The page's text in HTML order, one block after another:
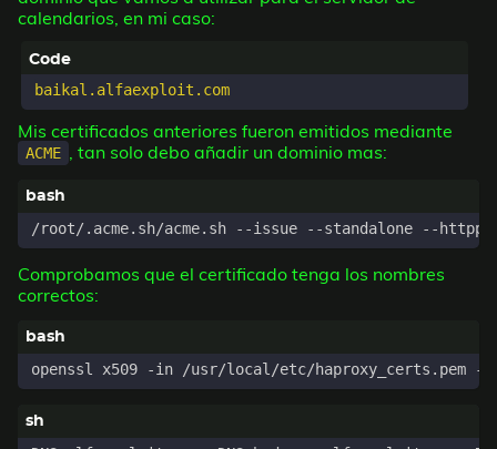
calendarios, en mi caso:
Mis certificados anteriores fueron emitidos mediante
ACME , tan solo debo añadir un dominio mas:
/root/.acme.sh/acme.sh --issue --standalone --
Comprobamos que el certificado tenga los nombres
correctos:
openssl x509 -in /usr/local/etc/haproxy_certs.pem